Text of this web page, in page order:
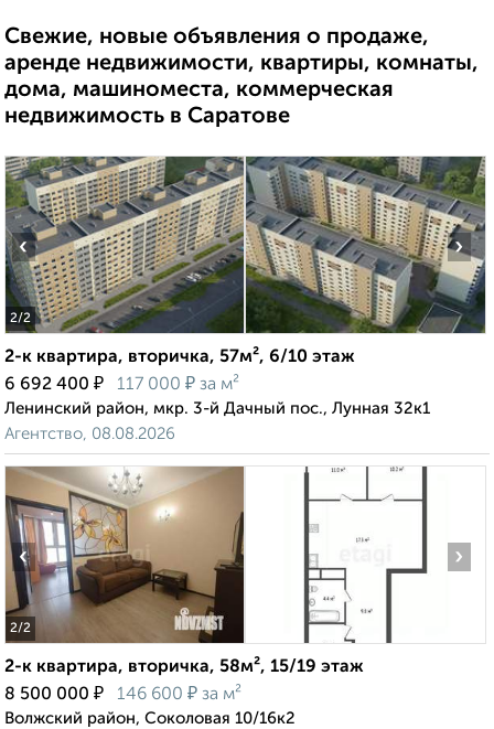
Свежие, новые объявления о продаже,
аренде недвижимости, квартиры, комнаты,
дома, машиноместа, коммерческая
недвижимость в Саратове
2/2
‹ ›
2-к квартира, вторичка, 57м², 6/10 этаж
6 692 400 ₽ 117 000 ₽ за м²
Ленинский район, мкр. 3-й Дачный пос., Лунная 32к1
Агентство, 08.08.2026
2/2
‹ ›
2-к квартира, вторичка, 58м², 15/19 этаж
8 500 000 ₽ 146 600 ₽ за м²
Волжский район, Соколовая 10/16к2